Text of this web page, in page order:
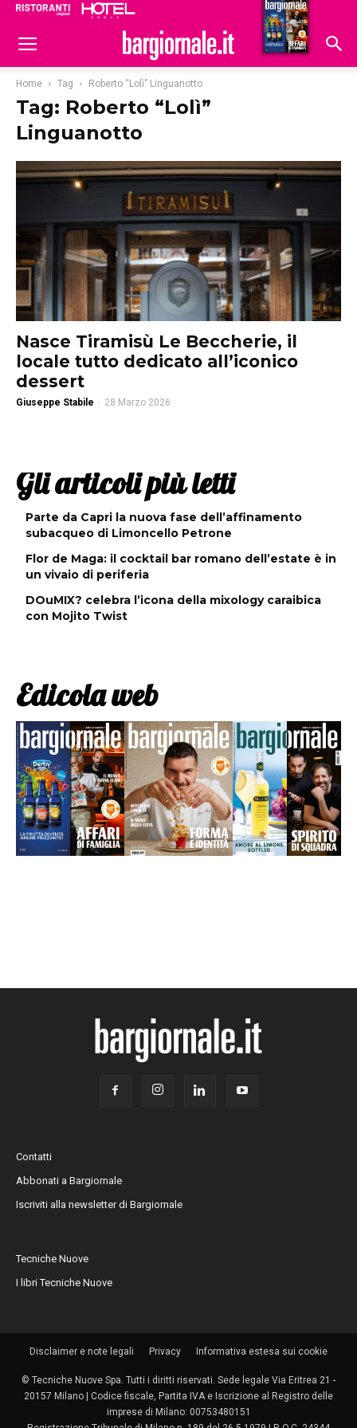
Hoteldomani
Home Tag Roberto “Lolì” Linguanotto
Tag: Roberto “Lolì”
Linguanotto
Nasce Tiramisù Le Beccherie, il
locale tutto dedicato all’iconico
dessert
Giuseppe Stabile - 28 Marzo 2026
Gli articoli più letti
Parte da Capri la nuova fase dell’affinamento
subacqueo di Limoncello Petrone
Flor de Maga: il cocktail bar romano dell’estate è in
un vivaio di periferia
DOuMIX? celebra l’icona della mixology caraibica
con Mojito Twist
Edicola web
Contatti
Abbonati a Bargiornale
Iscriviti alla newsletter di Bargiornale
Tecniche Nuove
I libri Tecniche Nuove
Disclaimer e note legali Privacy Informativa estesa sui cookie
© Tecniche Nuove Spa. Tutti i diritti riservati. Sede legale Via Eritrea 21 -
20157 Milano | Codice fiscale, Partita IVA e Iscrizione al Registro delle
imprese di Milano: 00753480151